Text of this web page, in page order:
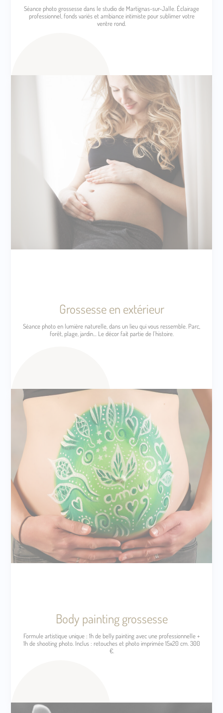
Séance photo grossesse dans le studio de Martignas-sur-Jalle. Éclairage
professionnel, fonds variés et ambiance intimiste pour sublimer votre
ventre rond.
Grossesse en extérieur
Séance photo en lumière naturelle, dans un lieu qui vous ressemble. Parc,
forêt, plage, jardin… Le décor fait partie de l'histoire.
Body painting grossesse
Formule artistique unique : 1h de belly painting avec une professionnelle +
1h de shooting photo. Inclus : retouches et photo imprimée 15x20 cm. 300
€.